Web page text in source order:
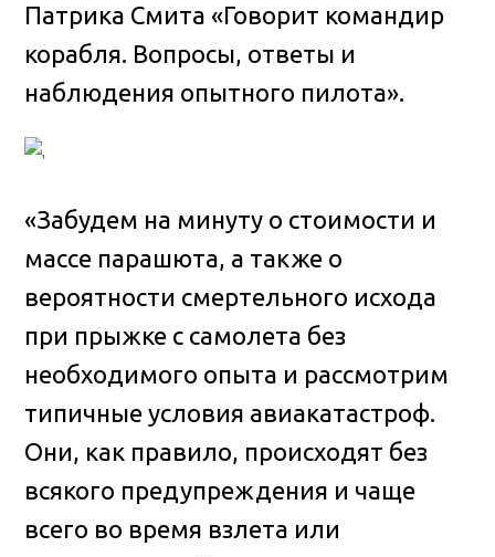
Патрика Смита «Говорит командир
корабля. Вопросы, ответы и
наблюдения опытного пилота».
«Забудем на минуту о стоимости и
массе парашюта, а также о
вероятности смертельного исхода
при прыжке с самолета без
необходимого опыта и рассмотрим
типичные условия авиакатастроф.
Они, как правило, происходят без
всякого предупреждения и чаще
всего во время взлета или